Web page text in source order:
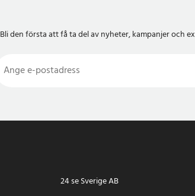
Bli den första att få ta del av nyheter, kampanjer och
24 se Sverige AB